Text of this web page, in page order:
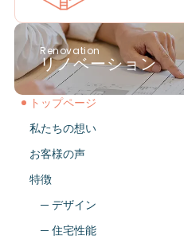
トップページ
私たちの想い
お客様の声
特徴
─ デザイン
─ 住宅性能
Renovation
リノベーション